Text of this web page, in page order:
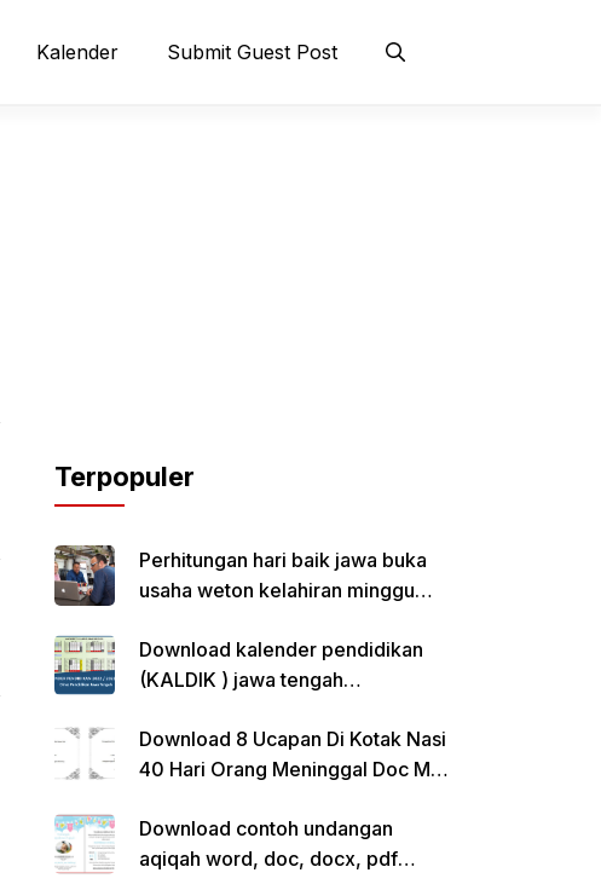
Kalender Submit Guest Post
Terpopuler
Perhitungan hari baik jawa buka
usaha weton kelahiran minggu
Download kalender pendidikan
(KALDIK ) jawa tengah
Download 8 Ucapan Di Kotak Nasi
40 Hari Orang Meninggal Doc Ms.
Download contoh undangan
aqiqah word, doc, docx, pdf